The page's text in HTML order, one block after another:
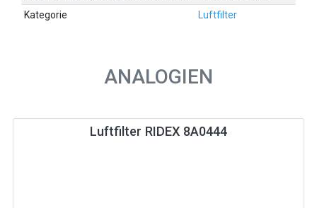
Kategorie
Luftfilter
ANALOGIEN
Luftfilter RIDEX 8A0444